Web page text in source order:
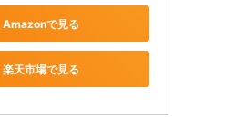
Amazonで見る
楽天市場で見る